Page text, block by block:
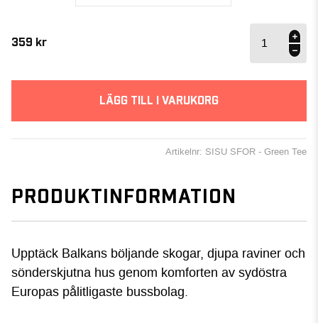
359 kr
sfor
LÄGG TILL I VARUKORG
Artikelnr: SISU SFOR - Green Tee
PRODUKTINFORMATION
Upptäck Balkans böljande skogar, djupa raviner och
sönderskjutna hus genom komforten av sydöstra
Europas pålitligaste bussbolag.